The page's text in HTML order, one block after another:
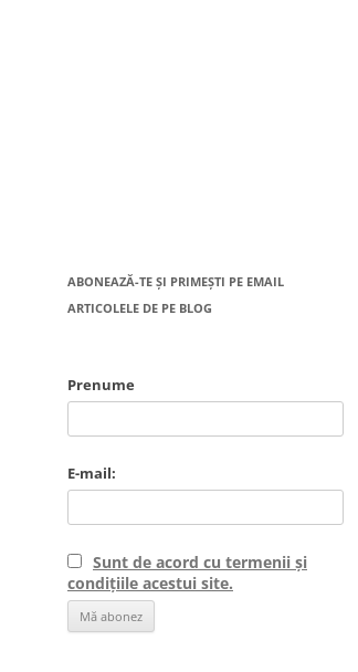
ABONEAZĂ-TE ȘI PRIMEȘTI PE EMAIL
ARTICOLELE DE PE BLOG
Prenume
E-mail:
Sunt de acord cu termenii și
condițiile acestui site.